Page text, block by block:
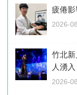
疲倦
2026-
竹北
人湧入
2026-